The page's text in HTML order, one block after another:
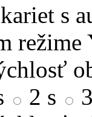
s
režime
2 s